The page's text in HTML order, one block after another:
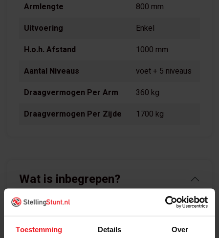
Toestemming Details Over
Armlengte
800 mm
Uitvoering
Enkel
H.o.h. Afstand
1000 mm
Aantal Niveaus
voet + 5 niveaus
Draagvermogen Per Arm
360 kg
Draagvermogen Per Zijde
1700 kg
Wat is inbegrepen?
Draagarmstelling Basisvak Enkelzijdig